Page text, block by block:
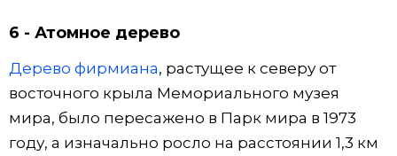
6 - Атомное дерево
Дерево фирмиана, растущее к северу от
восточного крыла Мемориального музея
мира, было пересажено в Парк мира в 1973
году, а изначально росло на расстоянии 1,3 км